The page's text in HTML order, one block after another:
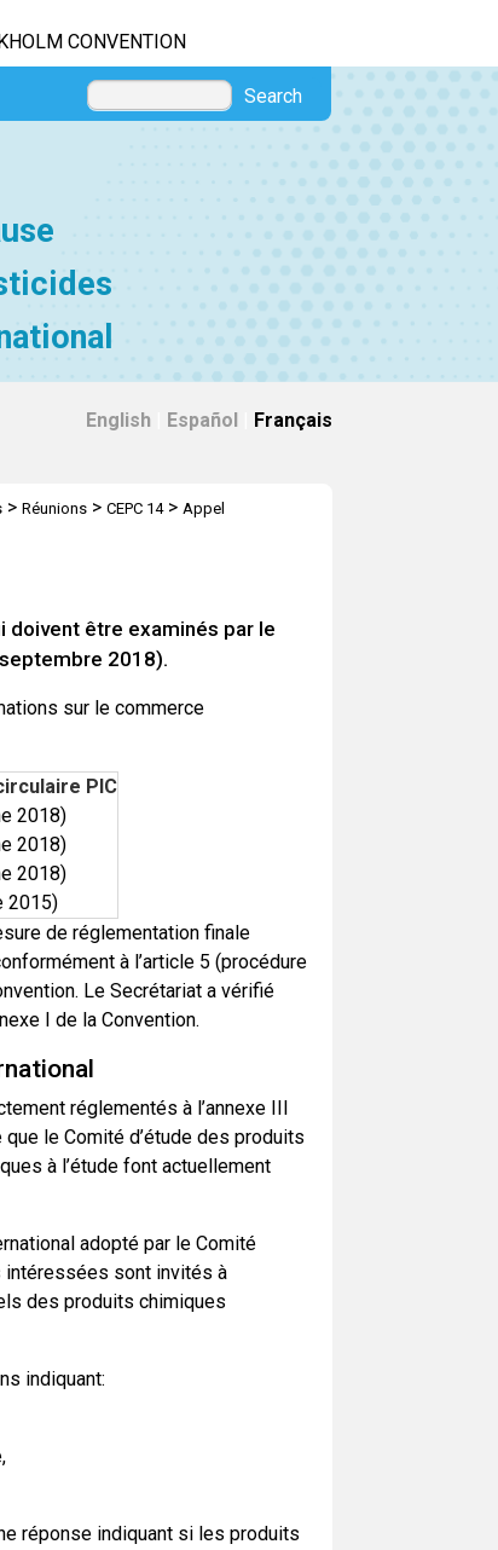
CONVENTION
Search
English Español Français
> Réunions> CEPC 14> Appel
doivent être examinés par le
2018).
sur le commerce
PIC
2018)
2018)
2018)
2015)
de réglementation finale
à l’article 5 (procédure
Le Secrétariat a vérifié
I de la Convention.
réglementés à l’annexe III
que le Comité d’étude des produits
à l’étude font actuellement
adopté par le Comité
intéressées sont invités à
des produits chimiques
indiquant:
réponse indiquant si les produits